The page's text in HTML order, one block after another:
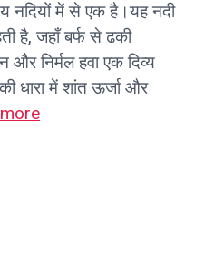
नदियों में से एक है।यह नदी
है, जहाँ बर्फ से ढकी
और निर्मल हवा एक दिव्य
धारा में शांत ऊर्जा और